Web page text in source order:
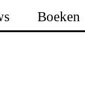
Boeken